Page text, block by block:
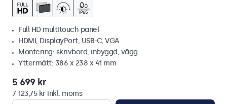
Full HD multitouch panel
HDMI, DisplayPort, USB-C, VGA
Montering: skrivbord, inbyggd, vägg
Yttermått: 386 x 238 x 41 mm
5 699 kr
7 123,75 kr inkl. moms